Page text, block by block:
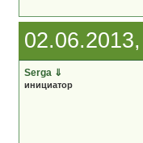
Serga ⇓
инициатор